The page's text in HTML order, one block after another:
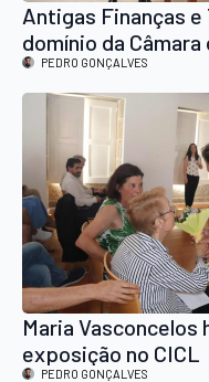
Antigas Finanças
domínio da
PEDRO GONÇALVES
Maria Vasconcelos
exposição no CICL
PEDRO GONÇALVES